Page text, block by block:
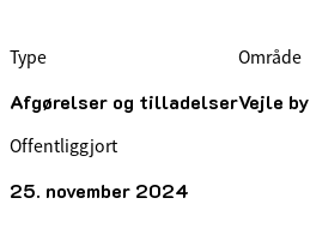
Type
Afgørelser og tilladelser
Område
Vejle by
Offentliggjort
25. november 2024